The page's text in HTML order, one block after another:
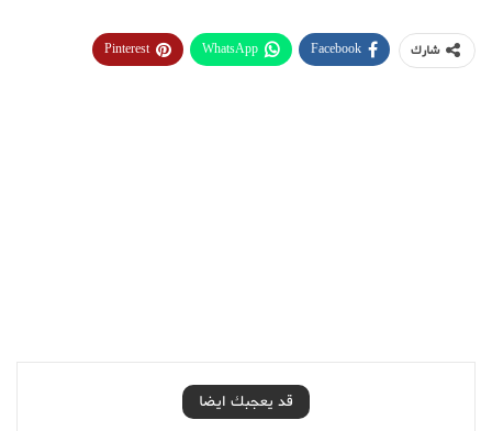
شارك Facebook
WhatsApp
Pinterest
قد يعجبك ايضا